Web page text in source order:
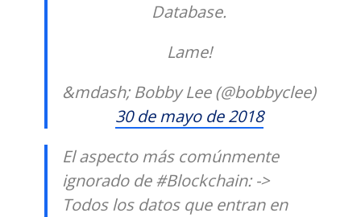
Database.
Lame!
&mdash; Bobby Lee (@bobbyclee)
30 de mayo de 2018
El aspecto más comúnmente
ignorado de #Blockchain: ->
Todos los datos que entran en